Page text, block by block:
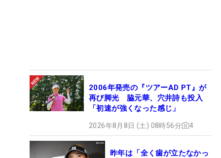
2006年発売の『ツアーAD PT』が
再び脚光 脇元華、穴井詩も投入
「初速が強くなった感じ」
2026年8月8日 (土) 08時56分 4
昨年は「全く歯が立たなかっ